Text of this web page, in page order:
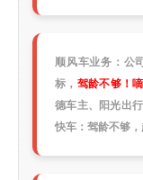
顺风车业务：公
标， 驾龄不够！
德车主、阳光出
快车：驾龄不够